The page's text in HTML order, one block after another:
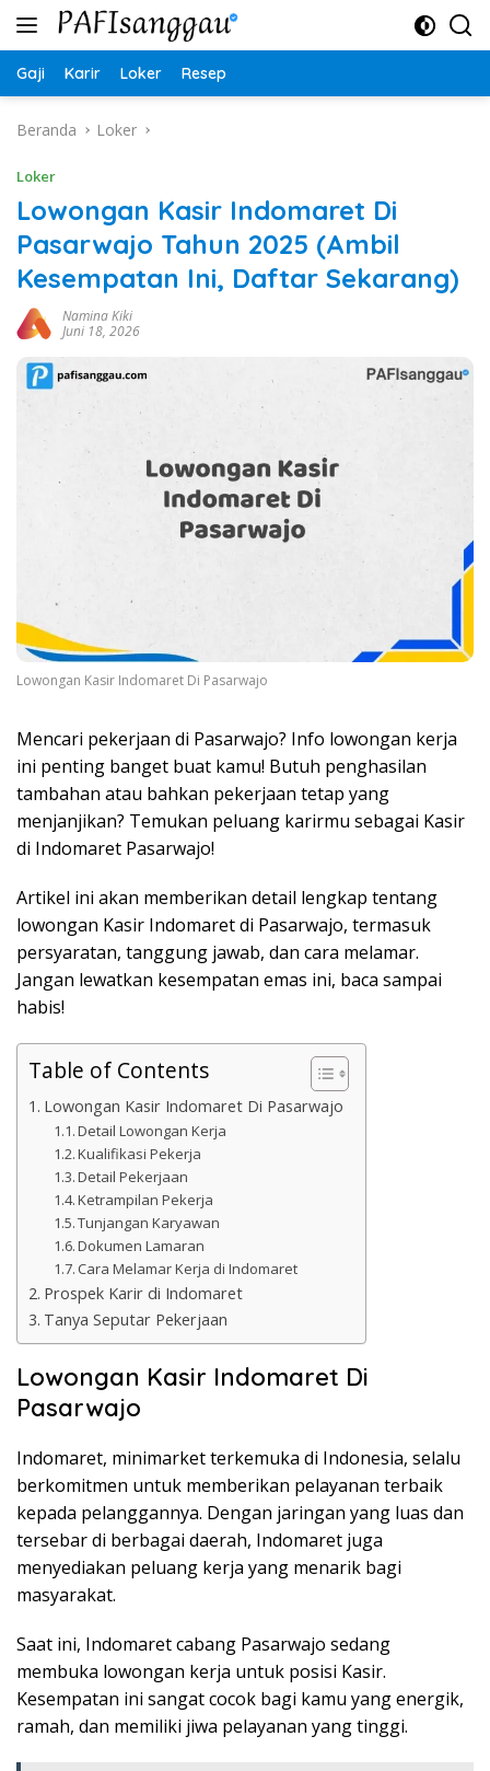
Langsung
Gaji Karir Loker Resep
Beranda Loker
Loker
Lowongan Kasir Indomaret Di
Pasarwajo Tahun 2025 (Ambil
Kesempatan Ini, Daftar Sekarang)
Namina Kiki
Juni 18, 2026
Lowongan Kasir Indomaret Di Pasarwajo
Mencari pekerjaan di Pasarwajo? Info lowongan kerja
ini penting banget buat kamu! Butuh penghasilan
tambahan atau bahkan pekerjaan tetap yang
menjanjikan? Temukan peluang karirmu sebagai Kasir
di Indomaret Pasarwajo!
Artikel ini akan memberikan detail lengkap tentang
lowongan Kasir Indomaret di Pasarwajo, termasuk
persyaratan, tanggung jawab, dan cara melamar.
Jangan lewatkan kesempatan emas ini, baca sampai
habis!
Table of Contents
Lowongan Kasir Indomaret Di Pasarwajo
Detail Lowongan Kerja
Kualifikasi Pekerja
Detail Pekerjaan
Ketrampilan Pekerja
Tunjangan Karyawan
Dokumen Lamaran
Cara Melamar Kerja di Indomaret
Prospek Karir di Indomaret
Tanya Seputar Pekerjaan
Lowongan Kasir Indomaret Di
Pasarwajo
Indomaret, minimarket terkemuka di Indonesia, selalu
berkomitmen untuk memberikan pelayanan terbaik
kepada pelanggannya. Dengan jaringan yang luas dan
tersebar di berbagai daerah, Indomaret juga
menyediakan peluang kerja yang menarik bagi
masyarakat.
Saat ini, Indomaret cabang Pasarwajo sedang
membuka lowongan kerja untuk posisi Kasir.
Kesempatan ini sangat cocok bagi kamu yang energik,
ramah, dan memiliki jiwa pelayanan yang tinggi.